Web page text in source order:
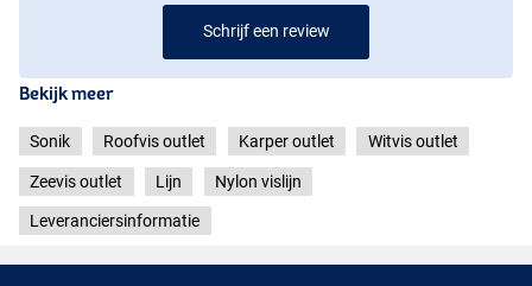
Schrijf een review
Bekijk meer
Sonik Roofvis outlet Karper outlet Witvis outlet
Zeevis outlet Lijn Nylon vislijn
Leveranciersinformatie